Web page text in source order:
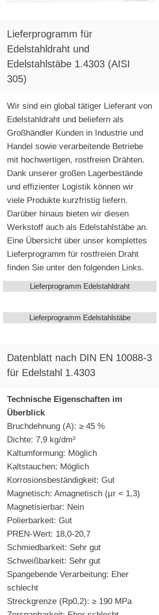
Lieferprogramm für
Edelstahldraht und
Edelstahlstäbe 1.4303 (AISI
305)
Wir sind ein global tätiger Lieferant von
Edelstahldraht und beliefern als
Großhändler Kunden in Industrie und
Handel sowie verarbeitende Betriebe
mit hochwertigen, rostfreien Drähten.
Dank unserer großen Lagerbestände
und effizienter Logistik können wir
viele Produkte kurzfristig liefern.
Darüber hinaus bieten wir diesen
Werkstoff auch als Edelstahlstäbe an.
Eine Übersicht über unser komplettes
Lieferprogramm für rostfreien Draht
finden Sie unter den folgenden Links.
Lieferprogramm Edelstahldraht
Lieferprogramm Edelstahlstäbe
Datenblatt nach DIN EN 10088-3
für Edelstahl 1.4303
Technische Eigenschaften im
Überblick
Bruchdehnung (A): ≥ 45 %
Dichte: 7,9 kg/dm³
Kaltumformung: Möglich
Kaltstauchen: Möglich
Korrosionsbeständigkeit: Gut
Magnetisch: Amagnetisch (μr < 1,3)
Magnetisierbar: Nein
Polierbarkeit: Gut
PREN-Wert: 18,0-20,7
Schmiedbarkeit: Sehr gut
Schweißbarkeit: Sehr gut
Spangebende Verarbeitung: Eher
schlecht
Streckgrenze (Rp0,2): ≥ 190 MPa